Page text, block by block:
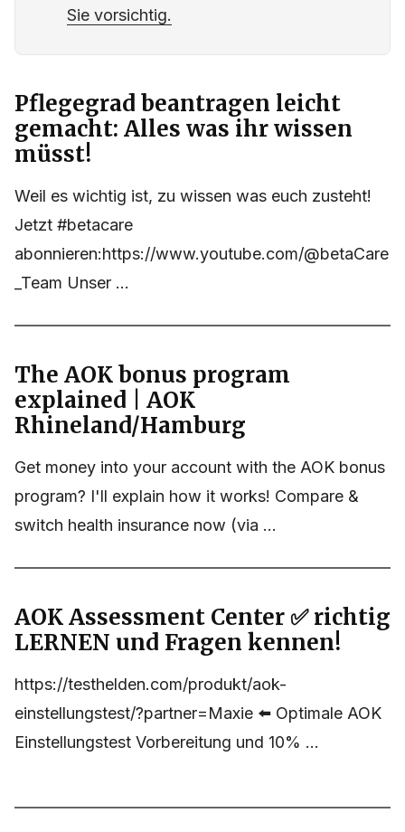
Sie vorsichtig.
Pflegegrad beantragen leicht
gemacht: Alles was ihr wissen
müsst!
Weil es wichtig ist, zu wissen was euch zusteht!
Jetzt #betacare
abonnieren:https://www.youtube.com/@betaCare
_Team Unser ...
The AOK bonus program
explained | AOK
Rhineland/Hamburg
Get money into your account with the AOK bonus
program? I'll explain how it works! Compare &
switch health insurance now (via ...
AOK Assessment Center ✅ richtig
LERNEN und Fragen kennen!
https://testhelden.com/produkt/aok-
einstellungstest/?partner=Maxie ⬅️ Optimale AOK
Einstellungstest Vorbereitung und 10% ...